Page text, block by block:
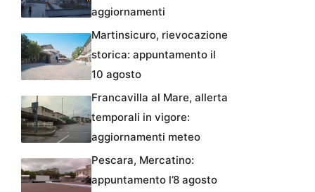
aggiornamenti
Martinsicuro, rievocazione
storica: appuntamento il
10 agosto
Francavilla al Mare, allerta
temporali in vigore:
aggiornamenti meteo
Pescara, Mercatino:
appuntamento l’8 agosto